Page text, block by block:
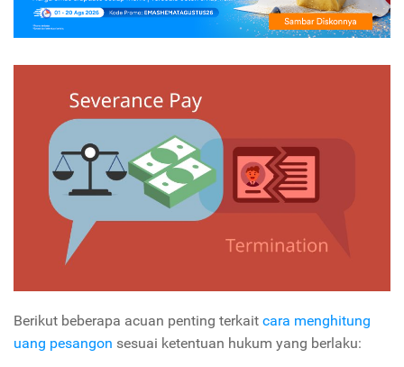
Berikut beberapa acuan penting terkait cara menghitung
uang pesangon sesuai ketentuan hukum yang berlaku: